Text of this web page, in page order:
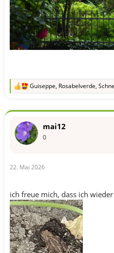
R
k
o
:
Guiseppe, Rosabelverde,
mai12
0
22. Mai 2026
ich freue mich, dass ich